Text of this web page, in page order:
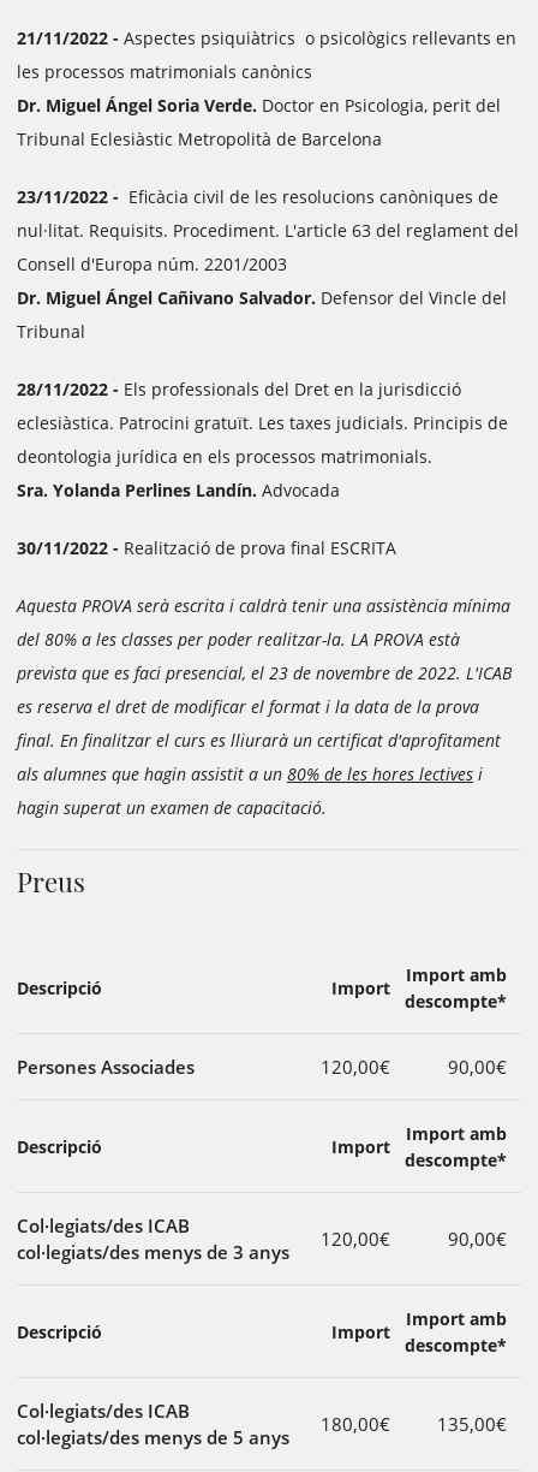
21/11/2022 - Aspectes psiquiàtrics o psicològics rellevants en
les processos matrimonials canònics
Dr. Miguel Ángel Soria Verde. Doctor en Psicologia, perit del
Tribunal Eclesiàstic Metropolità de Barcelona
23/11/2022 - Eficàcia civil de les resolucions canòniques de
nul·litat. Requisits. Procediment. L'article 63 del reglament del
Consell d'Europa núm. 2201/2003
Dr. Miguel Ángel Cañivano Salvador. Defensor del Vincle del
Tribunal
28/11/2022 - Els professionals del Dret en la jurisdicció
eclesiàstica. Patrocini gratuït. Les taxes judicials. Principis de
deontologia jurídica en els processos matrimonials.
Sra. Yolanda Perlines Landín. Advocada
30/11/2022 - Realització de prova final ESCRITA
Aquesta PROVA serà escrita i caldrà tenir una assistència mínima
del 80% a les classes per poder realitzar-la. LA PROVA està
prevista que es faci presencial, el 23 de novembre de 2022. L'ICAB
es reserva el dret de modificar el format i la data de la prova
final. En finalitzar el curs es lliurarà un certificat d'aprofitament
als alumnes que hagin assistit a un 80% de les hores lectives i
hagin superat un examen de capacitació.
Preus
Descripció Import
Import amb
descompte*
Persones Associades 120,00€ 90,00€
Descripció Import
Import amb
descompte*
Col·legiats/des ICAB
col·legiats/des menys de 3 anys
120,00€ 90,00€
Descripció Import
Import amb
descompte*
Col·legiats/des ICAB
col·legiats/des menys de 5 anys
180,00€ 135,00€